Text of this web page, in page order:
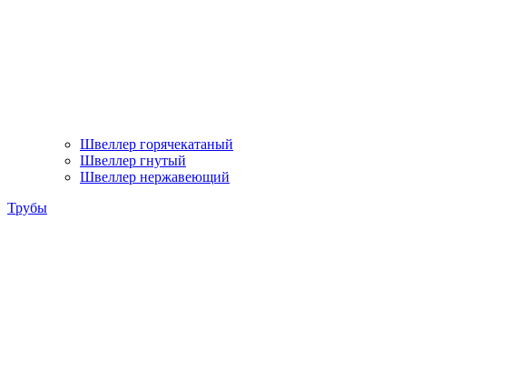
Швеллер горячекатаный
Швеллер гнутый
Швеллер нержавеющий
Трубы